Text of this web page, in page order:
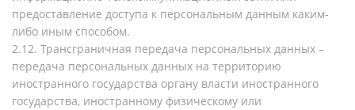
предоставление доступа к персональным данным каким-
либо иным способом.
2.12. Трансграничная передача персональных данных –
передача персональных данных на территорию
иностранного государства органу власти иностранного
государства, иностранному физическому или